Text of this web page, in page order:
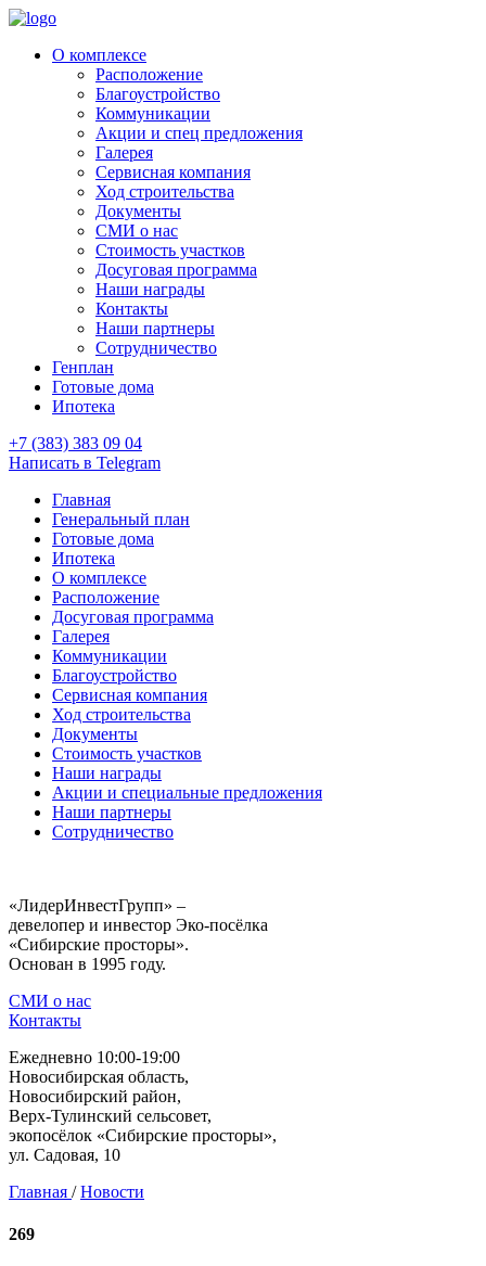
О комплексе
Расположение
Благоустройство
Коммуникации
Акции и спец предложения
Галерея
Сервисная компания
Ход строительства
Документы
СМИ о нас
Стоимость участков
Досуговая программа
Наши награды
Контакты
Наши партнеры
Сотрудничество
Генплан
Готовые дома
Ипотека
+7 (383) 383 09 04
Написать в Telegram
Главная
Генеральный план
Готовые дома
Ипотека
О комплексе
Расположение
Досуговая программа
Галерея
Коммуникации
Благоустройство
Сервисная компания
Ход строительства
Документы
Стоимость участков
Наши награды
Акции и специальные предложения
Наши партнеры
Сотрудничество
«ЛидерИнвестГрупп» –
девелопер и инвестор Эко-посёлка
«Сибирские просторы».
Основан в 1995 году.
СМИ о нас
Контакты
Ежедневно 10:00-19:00
Новосибирская область,
Новосибирский район,
Верх-Тулинский сельсовет,
экопосёлок «Сибирские просторы»,
ул. Садовая, 10
Главная / Новости
269